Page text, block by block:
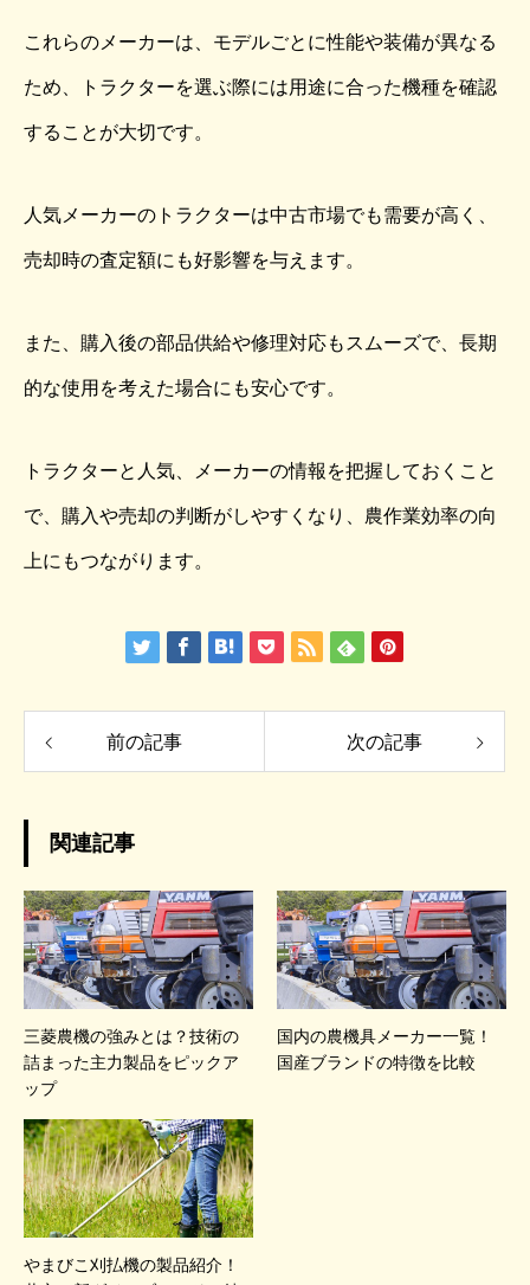
これらのメーカーは、モデルごとに性能や装備が異なる
ため、トラクターを選ぶ際には用途に合った機種を確認
することが大切です。
人気メーカーのトラクターは中古市場でも需要が高く、
売却時の査定額にも好影響を与えます。
また、購入後の部品供給や修理対応もスムーズで、長期
的な使用を考えた場合にも安心です。
トラクターと人気、メーカーの情報を把握しておくこと
で、購入や売却の判断がしやすくなり、農作業効率の向
上にもつながります。
前の記事 次の記事
関連記事
三菱農機の強みとは？技術の
詰まった主力製品をピックア
ップ
国内の農機具メーカー一覧！
国産ブランドの特徴を比較
やまびこ刈払機の製品紹介！